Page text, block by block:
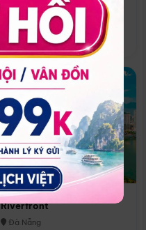
Quoc
Phú Quốc
★ 5.0
Melia Vinpearl Danang
Riverfront
Đà Nẵng